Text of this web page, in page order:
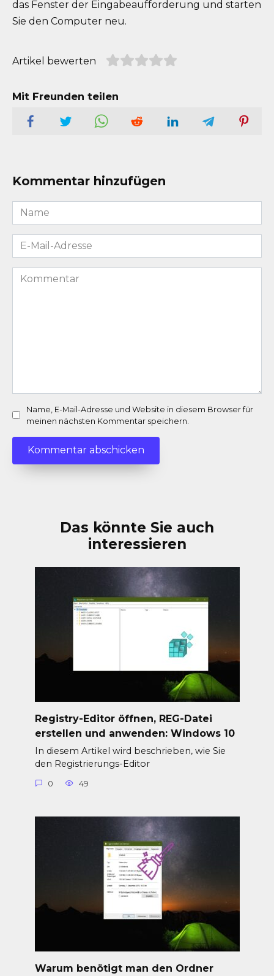
das Fenster der Eingabeaufforderung und starten
Sie den Computer neu.
Artikel bewerten
Mit Freunden teilen
Kommentar hinzufügen
Name
*
E-
Mail-
Adresse
Kommentar
Name, E-Mail-Adresse und Website in diesem Browser für
meinen nächsten Kommentar speichern.
Das könnte Sie auch
interessieren
Registry-Editor öffnen, REG-Datei
erstellen und anwenden: Windows 10
In diesem Artikel wird beschrieben, wie Sie
den Registrierungs-Editor
0 49
Warum benötigt man den Ordner